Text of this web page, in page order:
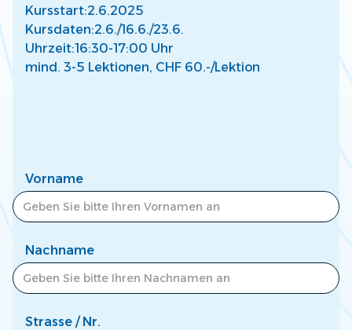
Mehr lesen
Zum Newscenter >
Kursstart:2.6.2025
Kursdaten:2.6./16.6./23.6.
Uhrzeit:16:30-17:00 Uhr
mind. 3-5 Lektionen, CHF 60.-/Lektion
Vorname
Nachname
Strasse / Nr.